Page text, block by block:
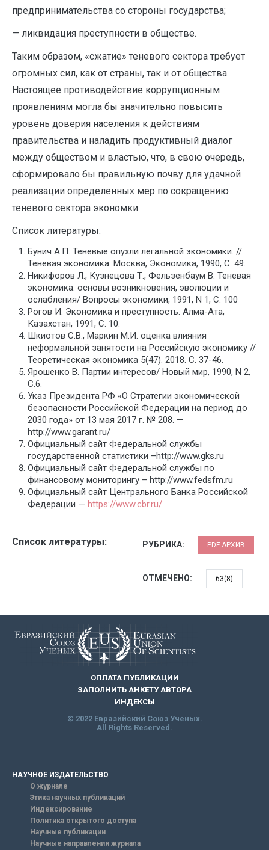
предпринимательства со стороны государства;
— ликвидация преступности в обществе.
Таким образом, «сжатие» теневого сектора требует
огромных сил, как от страны, так и от общества.
Настоящее противодействие коррупционным
проявлениям могла бы значительно повысить
уровень доверия населения к действиям
правительства и наладить продуктивный диалог
между обществом и властью, что, в свою очередь,
сформировало бы правильную почву для удачной
реализации определенных мер по сокращению
теневого сектора экономки.
Список литературы:
Бунич А.П. Теневые опухли легальной экономики. //
Теневая экономика. Москва, Экономика, 1990, С. 49.
Никифоров Л., Кузнецова Т., Фельзенбаум В. Теневая
экономика: основы возникновения, эволюции и
ослабления/ Вопросы экономики, 1991, N 1, С. 100
Рогов И. Экономика и преступность. Алма-Ата,
Казахстан, 1991, С. 10.
Шкиотов С.В., Маркин М.И. оценка влияния
неформальной занятости на Российскую экономику //
Теоретическая экономика 5(47). 2018. С. 37-46.
Ярошенко В. Партии интересов/ Новый мир, 1990, N 2,
С.6.
Указ Президента РФ «О Стратегии экономической
безопасности Российской Федерации на период до
2030 года» от 13 мая 2017 г. № 208. —
http://www.garant.ru/
Официальный сайт Федеральной службы
государственной статистики –http://www.gks.ru
Официальный сайт Федеральной службы по
финансовому мониторингу – http://www.fedsfm.ru
Официальный сайт Центрального Банка Российской
Федерации — https://www.cbr.ru/
Список литературы: РУБРИКА: PDF АРХИВ
ОТМЕЧЕНО: 63(8)
ОПЛАТА ПУБЛИКАЦИИ
ЗАПОЛНИТЬ АНКЕТУ АВТОРА
ИНДЕКСЫ
© 2022 Евразийский Союз Ученых.
All Rights Reserved.
НАУЧНОЕ ИЗДАТЕЛЬСТВО
О журнале
Этика научных публикаций
Индексирование
Политика открытого доступа
Научные публикации
Научные направления журнала